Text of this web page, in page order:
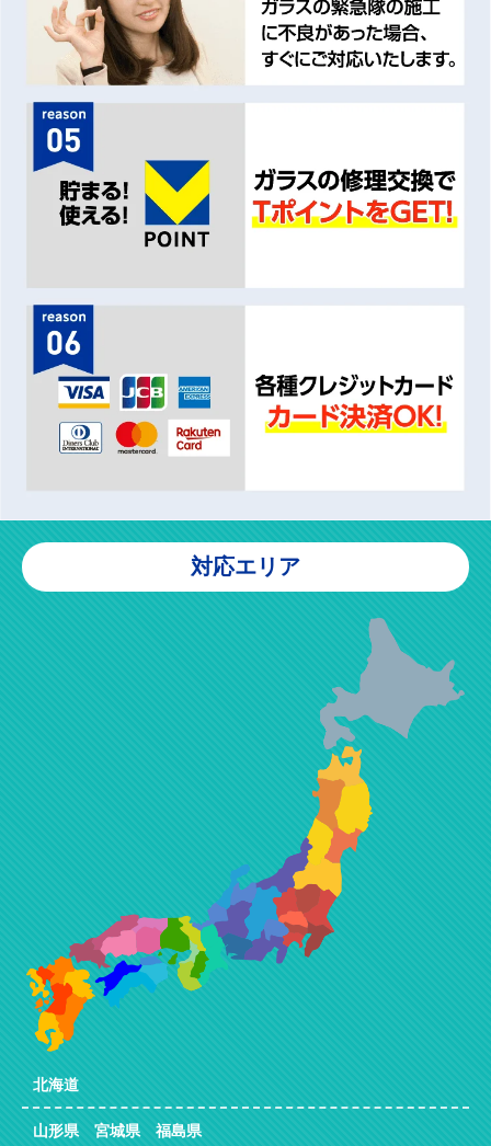
対応エリア
北海道
山形県 宮城県 福島県